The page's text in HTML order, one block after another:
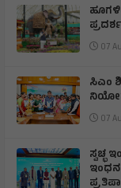
07
ಸಿಎಂ
07
ಸ್ವಚ್ಛ
ಇಂಧನ